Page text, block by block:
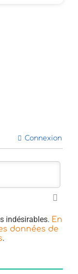
Connexion
indésirables. En
données de
.